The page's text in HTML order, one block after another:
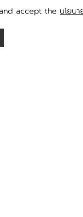
accept the นโยบ